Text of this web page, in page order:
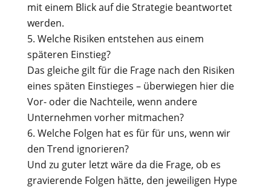
mit einem Blick auf die Strategie beantwortet
werden.
Welche Risiken entstehen aus einem
späteren Einstieg?
Das gleiche gilt für die Frage nach den Risiken
eines späten Einstieges – überwiegen hier die
Vor- oder die Nachteile, wenn andere
Unternehmen vorher mitmachen?
Welche Folgen hat es für für uns, wenn wir
den Trend ignorieren?
Und zu guter letzt wäre da die Frage, ob es
gravierende Folgen hätte, den jeweiligen Hype